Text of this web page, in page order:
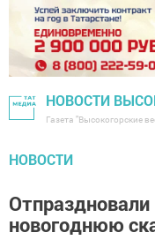
НОВОСТИ
Газета "Высокогорские
НОВОСТИ
новогоднюю